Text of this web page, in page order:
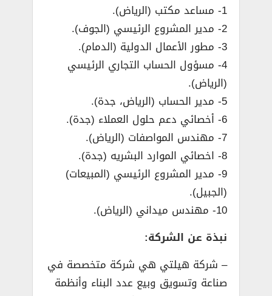
1- مساعد مكتب (الرياض).
2- مدير المشروع الرئيسي (الجوف).
3- مطور الأعمال الدولية (الدمام).
4- مسؤول الحساب التجاري الرئيسي
(الرياض).
5- مدير الحساب (الرياض، جدة).
6- أخصائي دعم حلول العملاء (جدة).
7- مهندس المواصفات (الرياض).
8- اخصائي الموارد البشريه (جدة).
9- مدير المشروع الرئيسي (المبيعات)
(الجبيل).
10- مهندس ميداني (الرياض).
نبذة عن الشركة:
– شركة هيلتي هي شركة متخصصة في
صناعة وتسويق وبيع عدد البناء وأنظمة